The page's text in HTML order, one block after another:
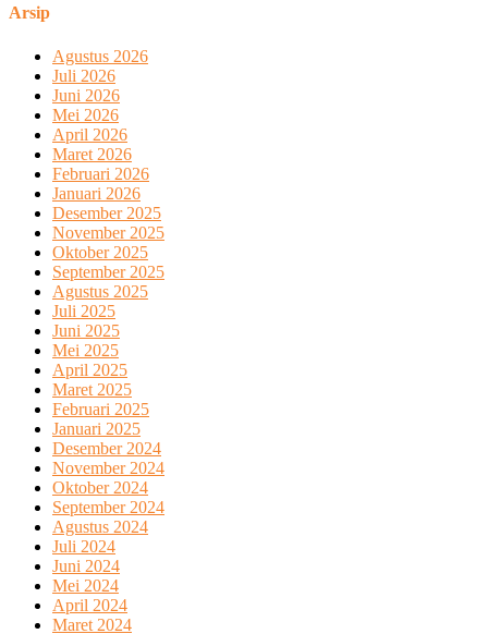
Arsip
Agustus 2026
Juli 2026
Juni 2026
Mei 2026
April 2026
Maret 2026
Februari 2026
Januari 2026
Desember 2025
November 2025
Oktober 2025
September 2025
Agustus 2025
Juli 2025
Juni 2025
Mei 2025
April 2025
Maret 2025
Februari 2025
Januari 2025
Desember 2024
November 2024
Oktober 2024
September 2024
Agustus 2024
Juli 2024
Juni 2024
Mei 2024
April 2024
Maret 2024